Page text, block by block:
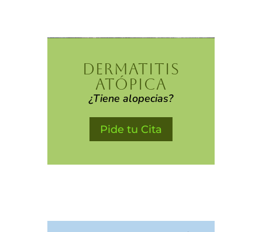
DERMATITIS
ATÓPICA
¿Tiene alopecias?
Pide tu Cita